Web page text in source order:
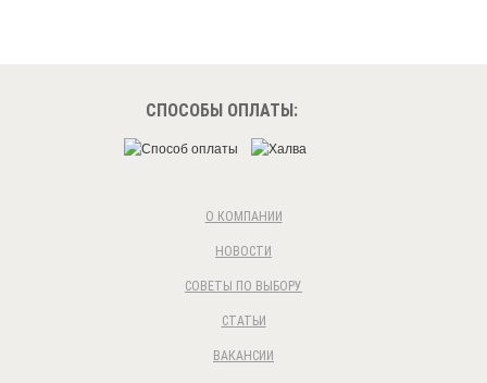
СПОСОБЫ ОПЛАТЫ:
О КОМПАНИИ
НОВОСТИ
СОВЕТЫ ПО ВЫБОРУ
СТАТЬИ
ВАКАНСИИ